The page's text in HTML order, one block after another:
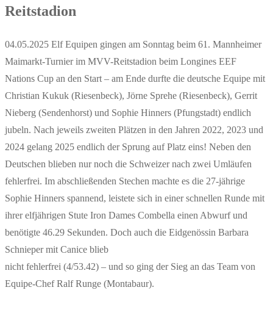
Reitstadion
04.05.2025 Elf Equipen gingen am Sonntag beim 61. Mannheimer
Maimarkt-Turnier im MVV-Reitstadion beim Longines EEF
Nations Cup an den Start – am Ende durfte die deutsche Equipe mit
Christian Kukuk (Riesenbeck), Jörne Sprehe (Riesenbeck), Gerrit
Nieberg (Sendenhorst) und Sophie Hinners (Pfungstadt) endlich
jubeln. Nach jeweils zweiten Plätzen in den Jahren 2022, 2023 und
2024 gelang 2025 endlich der Sprung auf Platz eins! Neben den
Deutschen blieben nur noch die Schweizer nach zwei Umläufen
fehlerfrei. Im abschließenden Stechen machte es die 27-jährige
Sophie Hinners spannend, leistete sich in einer schnellen Runde mit
ihrer elfjährigen Stute Iron Dames Combella einen Abwurf und
benötigte 46.29 Sekunden. Doch auch die Eidgenössin Barbara
Schnieper mit Canice blieb
nicht fehlerfrei (4/53.42) – und so ging der Sieg an das Team von
Equipe-Chef Ralf Runge (Montabaur).